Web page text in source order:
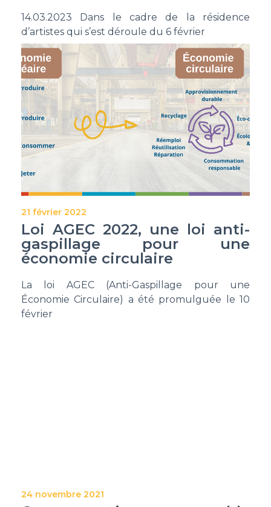
14.03.2023 Dans le cadre de la résidence
d’artistes qui s’est déroule du 6 février
21 février 2022
Loi AGEC 2022, une loi anti-
gaspillage pour une
économie circulaire
La loi AGEC (Anti-Gaspillage pour une
Économie Circulaire) a été promulguée le 10
février
24 novembre 2021